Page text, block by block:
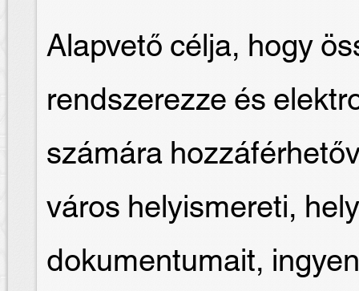
Alapvető célja, hogy
rendszerezze és
számára
város helyismereti,
dokumentumait,